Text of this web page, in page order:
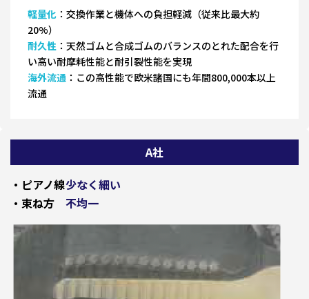
軽量化 ：交換作業と機体への負担軽減（従来比最大約
20%）
耐久性 ：天然ゴムと合成ゴムのバランスのとれた配合を行
い高い耐摩耗性能と耐引裂性能を実現
海外流通 ：この高性能で欧米諸国にも年間800,000本以上
流通
A社
・ピアノ線少なく細い
・束ね方
不均一